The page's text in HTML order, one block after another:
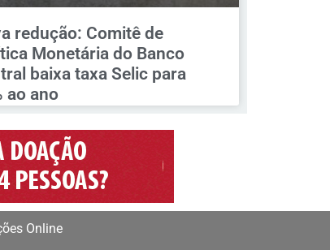
redução: Comitê de
Monetária do Banco
baixa taxa Selic para
ao ano
Online